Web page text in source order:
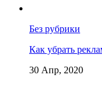
Без рубрики
Как убрать
30 Апр, 2020